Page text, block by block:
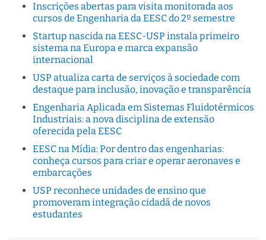
Inscrições abertas para visita monitorada aos
cursos de Engenharia da EESC do 2º semestre
Startup nascida na EESC-USP instala primeiro
sistema na Europa e marca expansão
internacional
USP atualiza carta de serviços à sociedade com
destaque para inclusão, inovação e transparência
Engenharia Aplicada em Sistemas Fluidotérmicos
Industriais: a nova disciplina de extensão
oferecida pela EESC
EESC na Mídia: Por dentro das engenharias:
conheça cursos para criar e operar aeronaves e
embarcações
USP reconhece unidades de ensino que
promoveram integração cidadã de novos
estudantes